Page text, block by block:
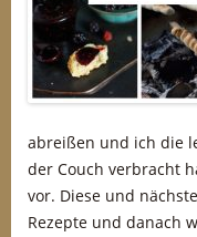
abreißen und ich die
der Couch verbracht
vor. Diese und
Rezepte und danach